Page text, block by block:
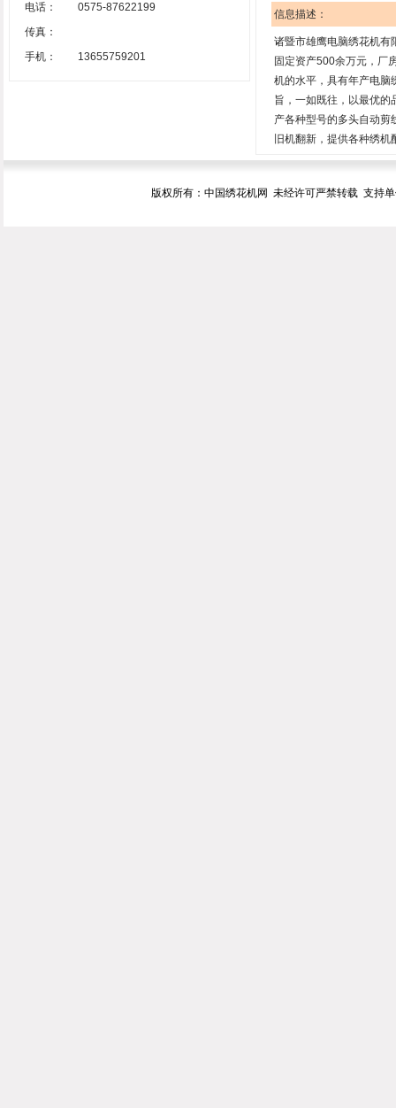
电话：
0575-87622199
传真：
手机：
13655759201
信息描述：
诸暨市雄鹰电脑绣花机
固定资产500余万元，厂
机的水平，具有年产电
旨，一如既往，以最优的
产各种型号的多头自动剪
旧机翻新，提供各种绣
版权所有：中国绣花机网 未经许可严禁转载 支持